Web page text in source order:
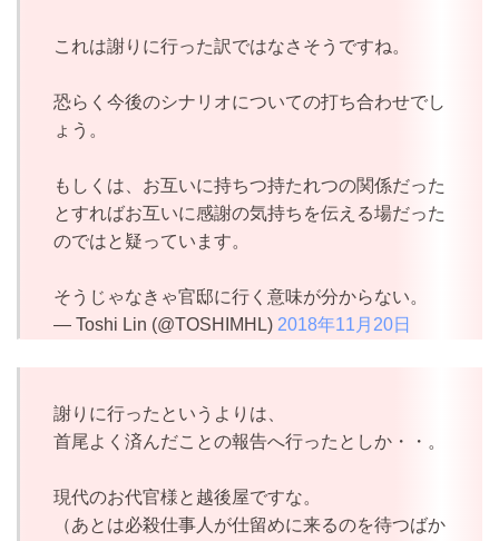
これは謝りに行った訳ではなさそうですね。
恐らく今後のシナリオについての打ち合わせでし
ょう。
もしくは、お互いに持ちつ持たれつの関係だった
とすればお互いに感謝の気持ちを伝える場だった
のではと疑っています。
そうじゃなきゃ官邸に行く意味が分からない。
— Toshi Lin (@TOSHIMHL) 2018年11月20日
謝りに行ったというよりは、
首尾よく済んだことの報告へ行ったとしか・・。
現代のお代官様と越後屋ですな。
（あとは必殺仕事人が仕留めに来るのを待つばか